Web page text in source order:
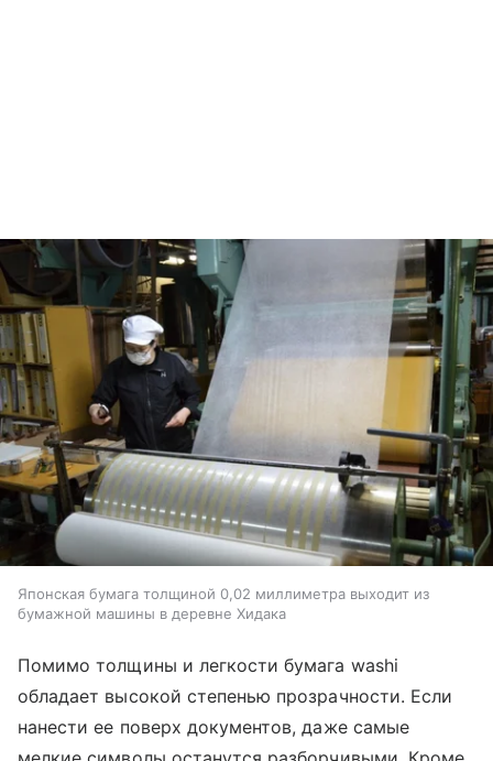
Японская бумага толщиной 0,02 миллиметра выходит из
бумажной машины в деревне Хидака
Помимо толщины и легкости бумага washi
обладает высокой степенью прозрачности. Если
нанести ее поверх документов, даже самые